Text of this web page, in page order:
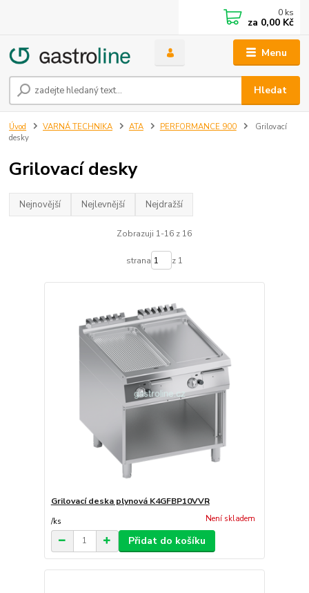
Menu
Hledat
0 ks
za 0,00 Kč
Úvod VARNÁ TECHNIKA ATA PERFORMANCE 900
Grilovací
desky
Grilovací desky
Nejnovější Nejlevnější Nejdražší
Zobrazuji 1-16 z 16
strana z 1
Grilovací deska plynová K4GFBP10VVR
/ks Není skladem
Přidat do košíku